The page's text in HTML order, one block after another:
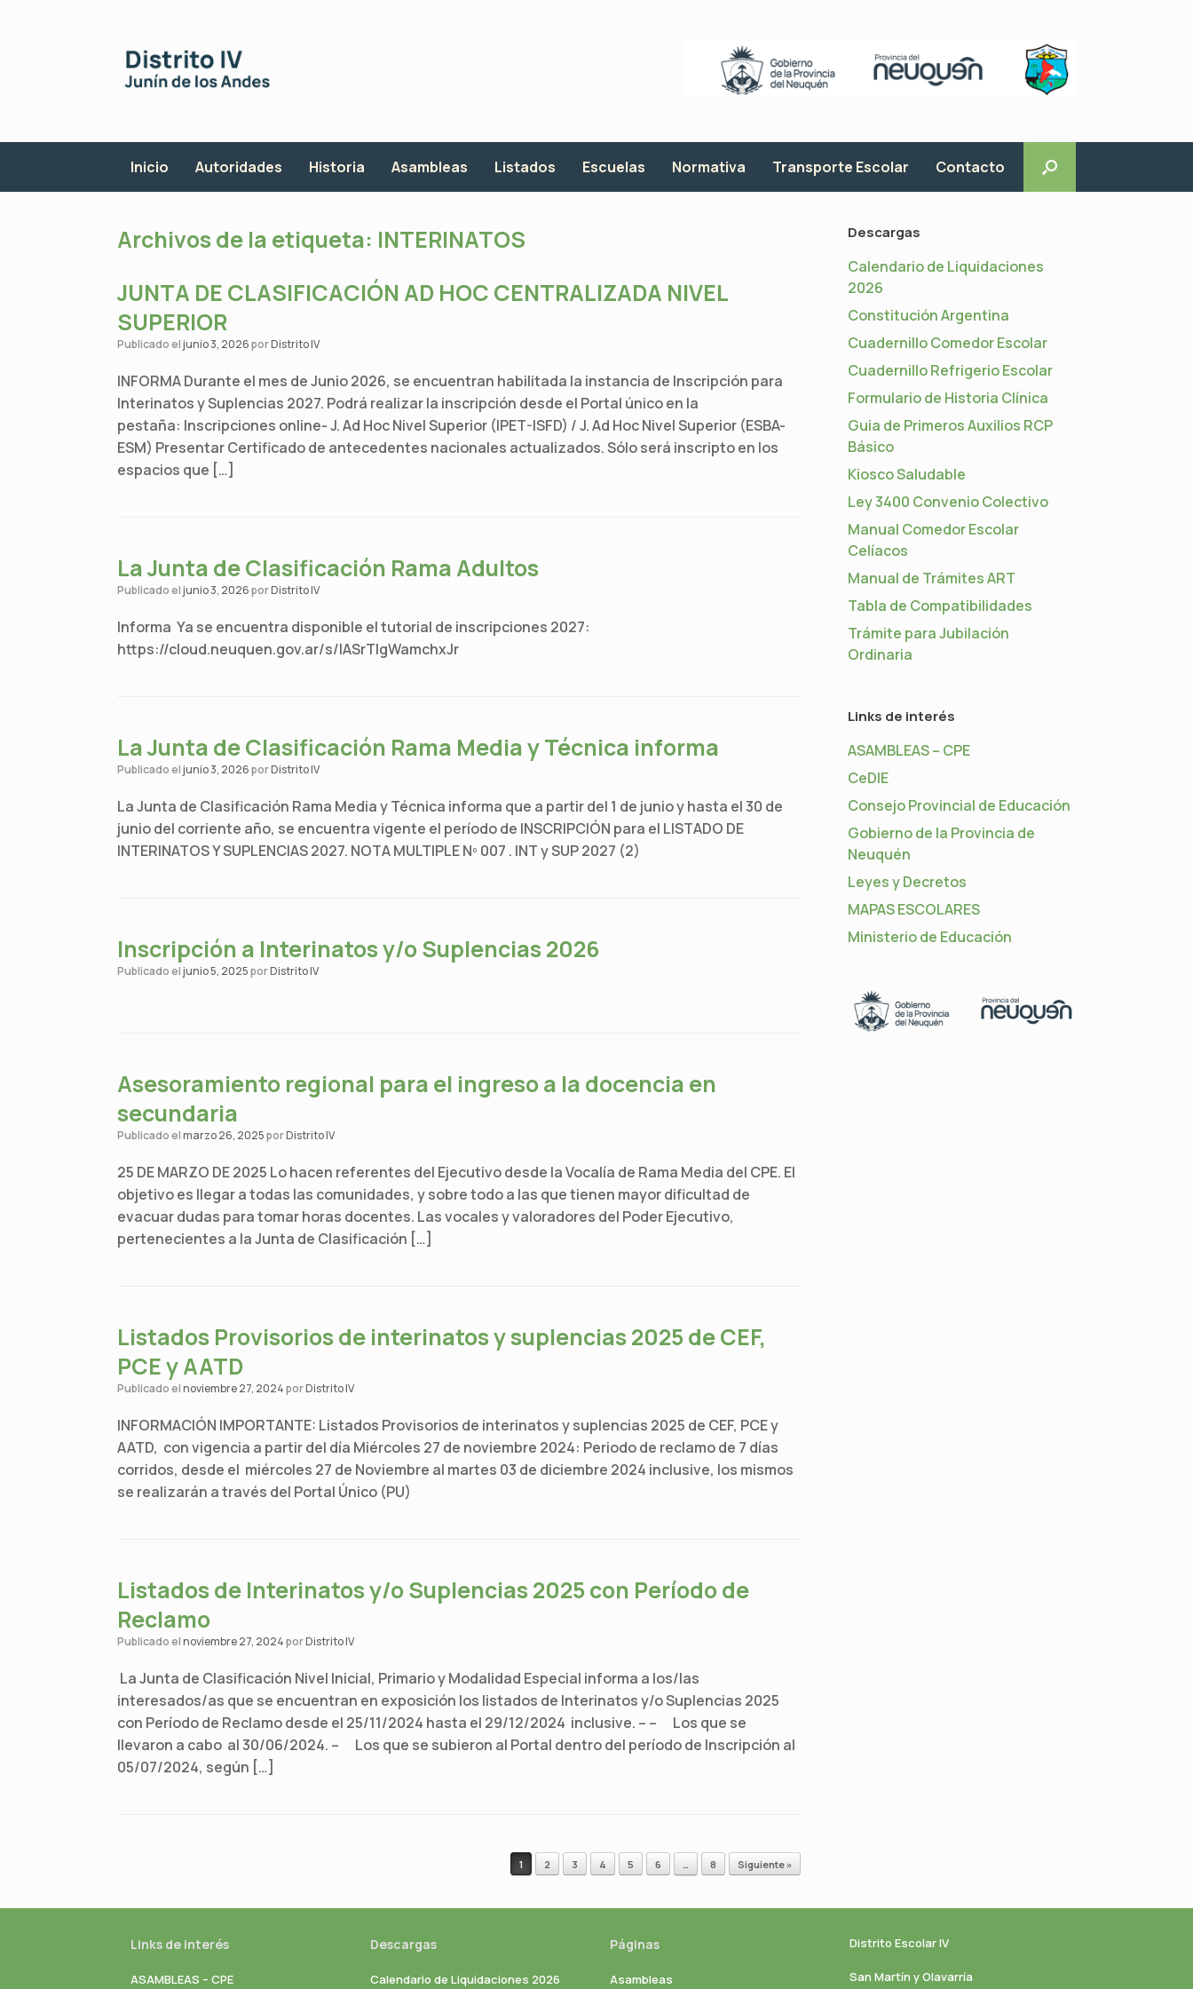
Inicio Autoridades Historia Asambleas Listados Escuelas Normativa Transporte Escolar Contacto
Archivos de la etiqueta: INTERINATOS
JUNTA DE CLASIFICACIÓN AD HOC CENTRALIZADA NIVEL
SUPERIOR
Publicado eljunio 3, 2026porDistrito IV
INFORMA Durante el mes de Junio 2026, se encuentran habilitada la instancia de Inscripción para
Interinatos y Suplencias 2027. Podrá realizar la inscripción desde el Portal único en la
pestaña: Inscripciones online- J. Ad Hoc Nivel Superior (IPET-ISFD) / J. Ad Hoc Nivel Superior (ESBA-
ESM) Presentar Certificado de antecedentes nacionales actualizados. Sólo será inscripto en los
espacios que […]
La Junta de Clasificación Rama Adultos
Publicado eljunio 3, 2026porDistrito IV
Informa Ya se encuentra disponible el tutorial de inscripciones 2027:
https://cloud.neuquen.gov.ar/s/IASrTIgWamchxJr
La Junta de Clasificación Rama Media y Técnica informa
Publicado eljunio 3, 2026porDistrito IV
La Junta de Clasificación Rama Media y Técnica informa que a partir del 1 de junio y hasta el 30 de
junio del corriente año, se encuentra vigente el período de INSCRIPCIÓN para el LISTADO DE
INTERINATOS Y SUPLENCIAS 2027. NOTA MULTIPLE Nº 007 . INT y SUP 2027 (2)
Inscripción a Interinatos y/o Suplencias 2026
Publicado eljunio 5, 2025porDistrito IV
Asesoramiento regional para el ingreso a la docencia en
secundaria
Publicado elmarzo 26, 2025porDistrito IV
25 DE MARZO DE 2025 Lo hacen referentes del Ejecutivo desde la Vocalía de Rama Media del CPE. El
objetivo es llegar a todas las comunidades, y sobre todo a las que tienen mayor dificultad de
evacuar dudas para tomar horas docentes. Las vocales y valoradores del Poder Ejecutivo,
pertenecientes a la Junta de Clasificación […]
Listados Provisorios de interinatos y suplencias 2025 de CEF,
PCE y AATD
Publicado elnoviembre 27, 2024porDistrito IV
INFORMACIÓN IMPORTANTE: Listados Provisorios de interinatos y suplencias 2025 de CEF, PCE y
AATD, con vigencia a partir del día Miércoles 27 de noviembre 2024: Periodo de reclamo de 7 días
corridos, desde el miércoles 27 de Noviembre al martes 03 de diciembre 2024 inclusive, los mismos
se realizarán a través del Portal Único (PU)
Listados de Interinatos y/o Suplencias 2025 con Período de
Reclamo
Publicado elnoviembre 27, 2024porDistrito IV
La Junta de Clasificación Nivel Inicial, Primario y Modalidad Especial informa a los/las
interesados/as que se encuentran en exposición los listados de Interinatos y/o Suplencias 2025
con Período de Reclamo desde el 25/11/2024 hasta el 29/12/2024 inclusive. – – Los que se
llevaron a cabo al 30/06/2024. – Los que se subieron al Portal dentro del período de Inscripción al
05/07/2024, según […]
1 2 3 4 5 6 … 8 Siguiente »
Descargas
Calendario de Liquidaciones
2026
Constitución Argentina
Cuadernillo Comedor Escolar
Cuadernillo Refrigerio Escolar
Formulario de Historia Clínica
Guia de Primeros Auxilios RCP
Básico
Kiosco Saludable
Ley 3400 Convenio Colectivo
Manual Comedor Escolar
Celíacos
Manual de Trámites ART
Tabla de Compatibilidades
Trámite para Jubilación
Ordinaria
Links de interés
ASAMBLEAS – CPE
CeDIE
Consejo Provincial de Educación
Gobierno de la Provincia de
Neuquén
Leyes y Decretos
MAPAS ESCOLARES
Ministerio de Educación
Links de interés
ASAMBLEAS – CPE
Descargas
Calendario de Liquidaciones 2026
Páginas
Asambleas
Distrito Escolar IV
San Martín y Olavarría